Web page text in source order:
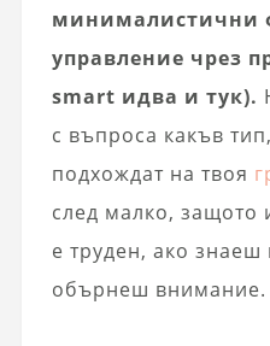
минималистични
управление чрез
smart идва и тук).
с въпроса какъв
подхождат на твоя
след малко,
е труден, ако знаеш
обърнеш внимание.